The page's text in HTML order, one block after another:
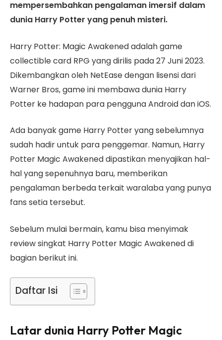
mempersembahkan pengalaman imersif dalam
dunia Harry Potter yang penuh misteri.
Harry Potter: Magic Awakened adalah game
collectible card RPG yang dirilis pada 27 Juni 2023.
Dikembangkan oleh NetEase dengan lisensi dari
Warner Bros, game ini membawa dunia Harry
Potter ke hadapan para pengguna Android dan iOS.
Ada banyak game Harry Potter yang sebelumnya
sudah hadir untuk para penggemar. Namun, Harry
Potter Magic Awakened dipastikan menyajikan hal-
hal yang sepenuhnya baru, memberikan
pengalaman berbeda terkait waralaba yang punya
fans setia tersebut.
Sebelum mulai bermain, kamu bisa menyimak
review singkat Harry Potter Magic Awakened di
bagian berikut ini.
Daftar Isi
Latar dunia Harry Potter Magic